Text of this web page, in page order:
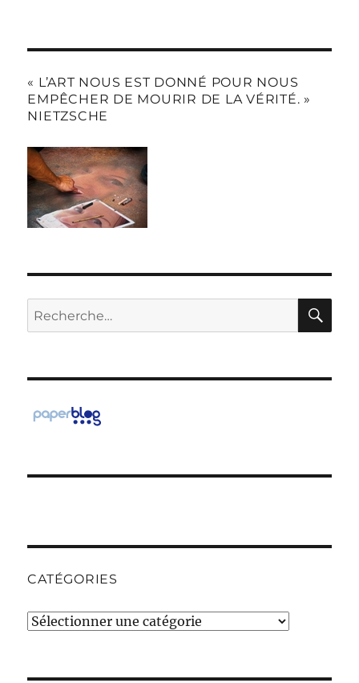
« L’ART NOUS EST DONNÉ POUR NOUS
EMPÊCHER DE MOURIR DE LA VÉRITÉ. »
NIETZSCHE
Recherche
pour :
CATÉGORIES
Catégories